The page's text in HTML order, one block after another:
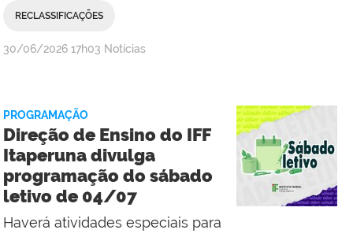
RECLASSIFICAÇÕES
por
Reitoria
publicado
30/06/2026 17h03 Notícias
PROGRAMAÇÃO
Direção de Ensino do IFF
Itaperuna divulga
programação do sábado
letivo de 04/07
Haverá atividades especiais para